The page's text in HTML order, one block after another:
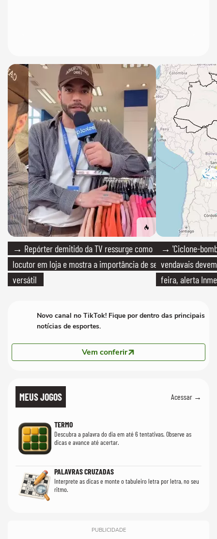
→ Repórter demitido da TV ressurge como
locutor em loja e mostra a importância de ser
versátil
→ 'Ciclone-
vendavais
feira, alerta
Novo canal no TikTok! Fique por dentro das principais
notícias de esportes.
Vem conferir
MEUS JOGOS Acessar →
TERMO
Descubra a palavra do dia em até 6 tentativas. Observe as
dicas e avance até acertar.
PALAVRAS CRUZADAS
Interprete as dicas e monte o tabuleiro letra por letra, no seu
ritmo.
PUBLICIDADE